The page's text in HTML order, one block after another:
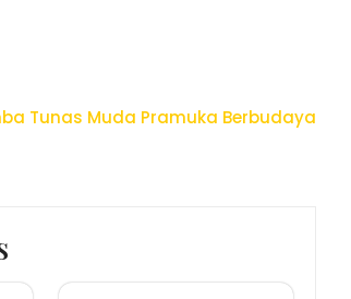
Tunas Muda Pramuka Berbudaya